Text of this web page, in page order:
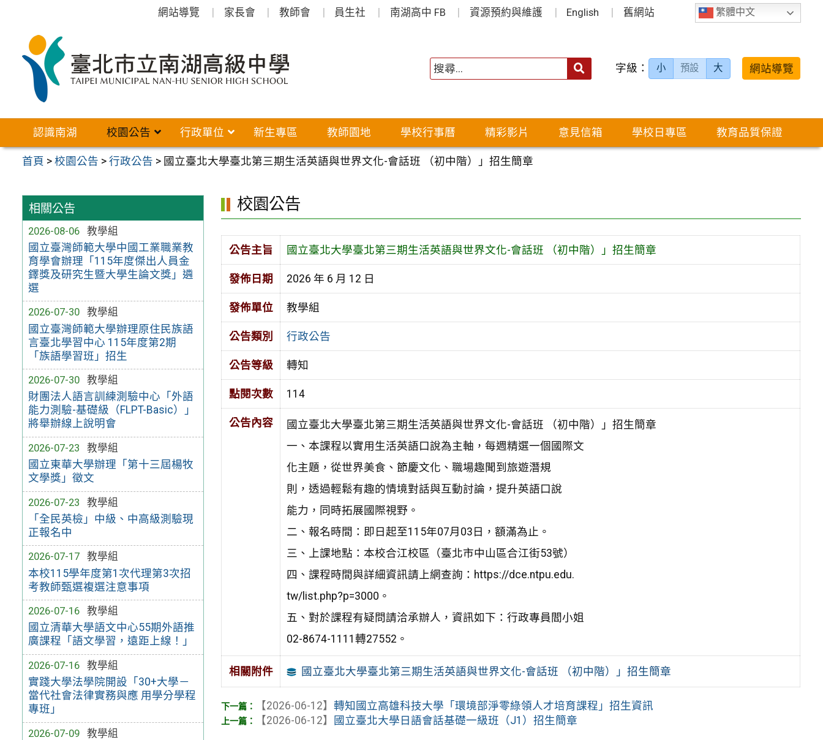
繁體中文
網站導覽 家長會 教師會 員生社 南湖高中 FB 資源預約與維護 English 舊網站
字級： 小 預設 大 網站導覽
認識南湖 校園公告 行政單位 新生專區 教師園地 學校行事曆 精彩影片 意見信箱 學校日專區 教育品質保證
首頁 >校園公告 >行政公告 > 國立臺北大學臺北第三期生活英語與世界文化-會話班 （初中階）」招生簡章
相關公告
2026-08-06
教學組
國立臺灣師範大學中國工業職業教
育學會辦理「115年度傑出人員金
鐸獎及研究生暨大學生論文獎」遴
選
2026-07-30
教學組
國立臺灣師範大學辦理原住民族語
言臺北學習中心 115年度第2期
「族語學習班」招生
2026-07-30
教學組
財團法人語言訓練測驗中心「外語
能力測驗-基礎級（FLPT-Basic）」
將舉辦線上說明會
2026-07-23
教學組
國立東華大學辦理「第十三屆楊牧
文學獎」徵文
2026-07-23
教學組
「全民英檢」中級、中高級測驗現
正報名中
2026-07-17
教學組
本校115學年度第1次代理第3次招
考教師甄選複選注意事項
2026-07-16
教學組
國立清華大學語文中心55期外語推
廣課程「語文學習，遠距上線！」
2026-07-16
教學組
實踐大學法學院開設「30+大學－
當代社會法律實務與應 用學分學程
專班」
2026-07-09
教學組
校園公告
公告主旨 國立臺北大學臺北第三期生活英語與世界文化-會話班 （初中階）」招生簡章
發佈日期 2026 年 6 月 12 日
發佈單位 教學組
公告類別 行政公告
公告等級 轉知
點閱次數 114
公告內容
國立臺北大學臺北第三期生活英語與世界文化-會話班 （初中階）」招生簡章
一、本課程以實用生活英語口說為主軸，每週精選一個國際文
化主題，從世界美食、節慶文化、職場趣聞到旅遊潛規
則，透過輕鬆有趣的情境對話與互動討論，提升英語口說
能力，同時拓展國際視野。
二、報名時間：即日起至115年07月03日，額滿為止。
三、上課地點：本校合江校區（臺北市中山區合江街53號）
四、課程時間與詳細資訊請上網查詢：https://dce.ntpu.edu.
tw/list.php?p=3000。
五、對於課程有疑問請洽承辦人，資訊如下：行政專員閻小姐
02-8674-1111轉27552。
相關附件 國立臺北大學臺北第三期生活英語與世界文化-會話班 （初中階）」招生簡章
【2026-06-12】轉知國立高雄科技大學「環境部淨零綠領人才培育課程」招生資訊
【2026-06-12】 國立臺北大學日語會話基礎一級班（J1）招生簡章